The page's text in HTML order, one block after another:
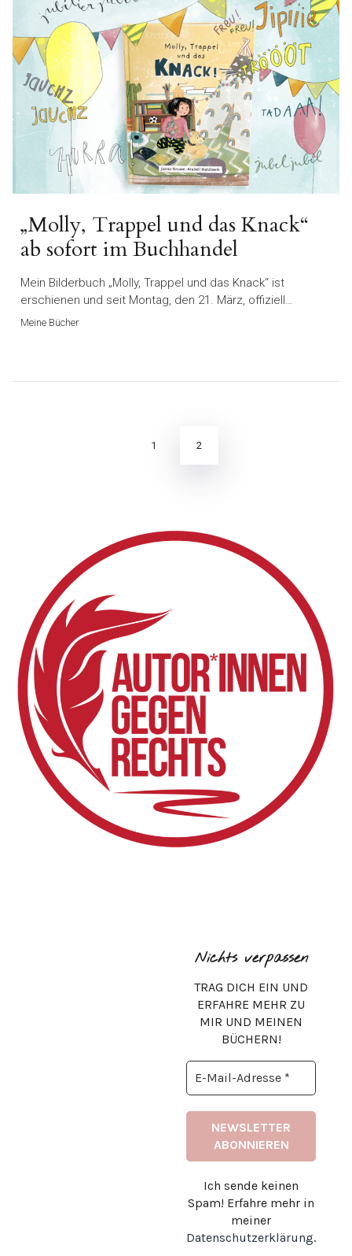
„Molly, Trappel und das Knack“
ab sofort im Buchhandel
Mein Bilderbuch „Molly, Trappel und das Knack“ ist
erschienen und seit Montag, den 21. März, offiziell…
Meine Bücher
1 2
Nichts verpassen
TRAG DICH EIN UND
ERFAHRE MEHR ZU
MIR UND MEINEN
BÜCHERN!
Ich sende keinen
Spam! Erfahre mehr in
meiner
Datenschutzerklärung.